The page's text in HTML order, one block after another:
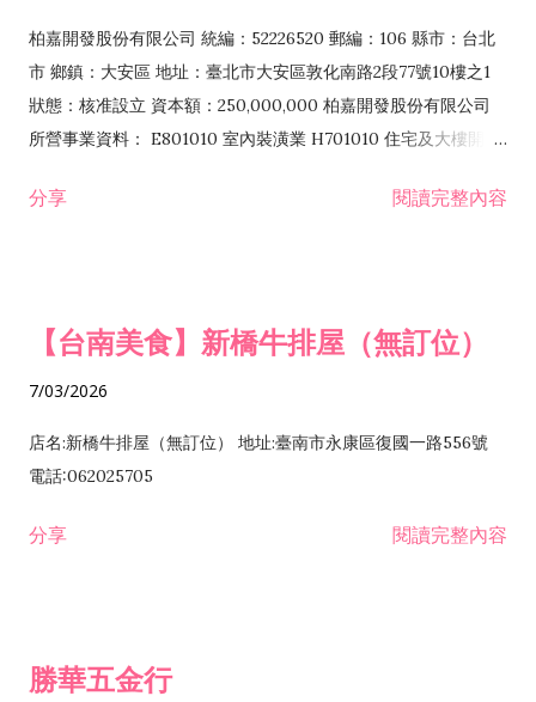
柏嘉開發股份有限公司 統編：52226520 郵編：106 縣市：台北
市 鄉鎮：大安區 地址：臺北市大安區敦化南路2段77號10樓之1
狀態：核准設立 資本額：250,000,000 柏嘉開發股份有限公司
所營事業資料： E801010 室內裝潢業 H701010 住宅及大樓開發
發業 H703090 不動產買賣業 H703100 不動產租賃業 I503010
分享 閱讀完整內容
【台南美食】新橋牛排屋（無訂位）
7/03/2026
店名:新橋牛排屋（無訂位） 地址:臺南市永康區復國一路556號
電話:062025705
分享 閱讀完整內容
勝華五金行